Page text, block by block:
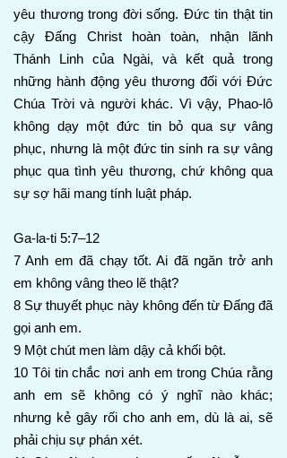
yêu thương trong đời sống. Đức tin thật tin
cậy Đấng Christ hoàn toàn, nhận lãnh
Thánh Linh của Ngài, và kết quả trong
những hành động yêu thương đối với Đức
Chúa Trời và người khác. Vì vậy, Phao-lô
không dạy một đức tin bỏ qua sự vâng
phục, nhưng là một đức tin sinh ra sự vâng
phục qua tình yêu thương, chứ không qua
sự sợ hãi mang tính luật pháp.
Ga-la-ti 5:7–12
7 Anh em đã chạy tốt. Ai đã ngăn trở anh
em không vâng theo lẽ thật?
8 Sự thuyết phục này không đến từ Đấng đã
gọi anh em.
9 Một chút men làm dậy cả khối bột.
10 Tôi tin chắc nơi anh em trong Chúa rằng
anh em sẽ không có ý nghĩ nào khác;
nhưng kẻ gây rối cho anh em, dù là ai, sẽ
phải chịu sự phán xét.